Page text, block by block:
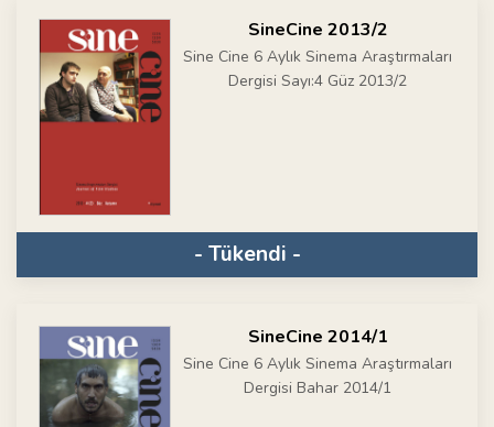
SineCine 2013/2
Sine Cine 6 Aylık Sinema Araştırmaları
Dergisi Sayı:4 Güz 2013/2
- Tükendi -
SineCine 2014/1
Sine Cine 6 Aylık Sinema Araştırmaları
Dergisi Bahar 2014/1